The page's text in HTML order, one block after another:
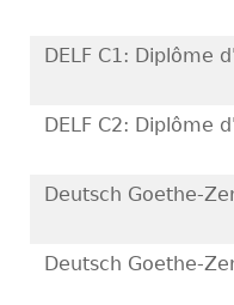
DELF C1: Diplôme
DELF C2: Diplôme
Deutsch Goethe-
Deutsch Goethe-